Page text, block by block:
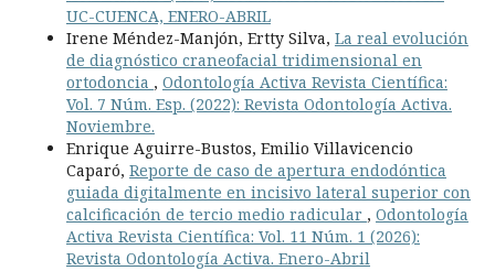
UC-CUENCA, ENERO-ABRIL
Irene Méndez-Manjón, Ertty Silva, La real evolución
de diagnóstico craneofacial tridimensional en
ortodoncia , Odontología Activa Revista Científica:
Vol. 7 Núm. Esp. (2022): Revista Odontología Activa.
Noviembre.
Enrique Aguirre-Bustos, Emilio Villavicencio
Caparó, Reporte de caso de apertura endodóntica
guiada digitalmente en incisivo lateral superior con
calcificación de tercio medio radicular , Odontología
Activa Revista Científica: Vol. 11 Núm. 1 (2026):
Revista Odontología Activa. Enero-Abril